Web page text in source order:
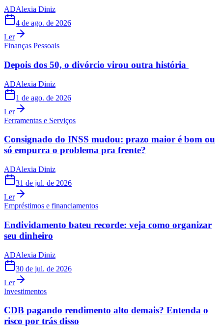
ADAlexia Diniz
4 de ago. de 2026
Ler
Finanças Pessoais
Depois dos 50, o divórcio virou outra história
ADAlexia Diniz
1 de ago. de 2026
Ler
Ferramentas e Serviços
Consignado do INSS mudou: prazo maior é bom ou
só empurra o problema pra frente?
ADAlexia Diniz
31 de jul. de 2026
Ler
Empréstimos e financiamentos
Endividamento bateu recorde: veja como organizar
seu dinheiro
ADAlexia Diniz
30 de jul. de 2026
Ler
Investimentos
CDB pagando rendimento alto demais? Entenda o
risco por trás disso